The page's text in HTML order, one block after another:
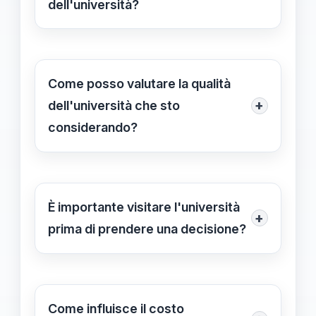
dell'università?
I fattori principali da considerare
posizione geografica, le strutture
disponibili e le opportunità di stage e
tirocini.
Come posso valutare la qualità
dell'università che sto
considerando?
+
Puoi informarti sulla reputazione dei
parlare con studenti attuali o ex-
studenti per ottenere feedback
È importante visitare l'università
prima di prendere una decisione?
+
Sì, visitare l'università può darti
e della cultura universitaria, elementi
Come influisce il costo